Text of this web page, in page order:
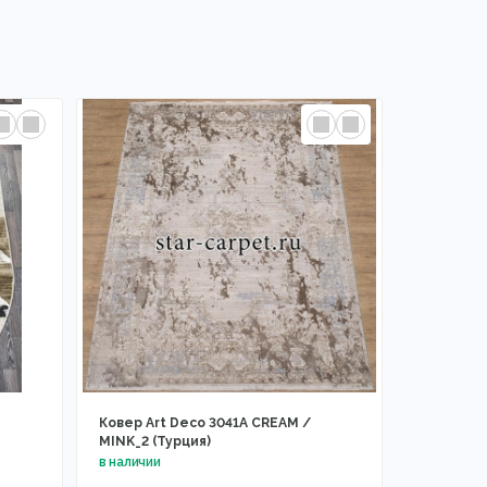
Ковер Art Deco 3041A CREAM /
MINK_2 (Турция)